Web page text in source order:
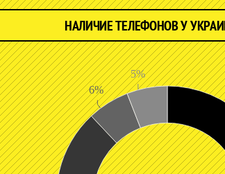
НАЛИЧИЕ ТЕЛЕФОНОВ У
6%
5%